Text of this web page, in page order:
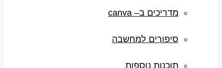
מדריכים ב– canva
סיפורים למחשבה
תוכנות נוספות